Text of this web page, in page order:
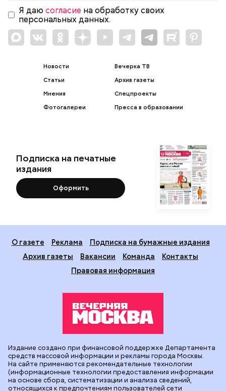
Я даю согласие на обработку своих
персональных данных.
Новости
Статьи
Мнения
Фотогалереи
Вечерка ТВ
Архив газеты
Спецпроекты
Пресса в образовании
Подписка на печатные
издания
Оформить
О газете Реклама
Подписка на бумажные издания
Архив газеты
Вакансии Команда
Контакты
Правовая информация
Издание создано при финансовой поддержке Департамента
средств массовой информации и рекламы города Москвы.
На сайте применяются рекомендательные технологии
(информационные технологии предоставления информации
на основе сбора, систематизации и анализа сведений,
относящихся к предпочтениям пользователей сети